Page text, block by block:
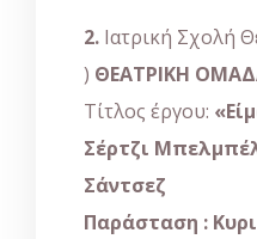
2. Ιατρική Σχολή
) ΘΕΑΤΡΙΚΗ
Τίτλος έργου:
Σέρτζι
Σάντσεζ
Παράσταση :